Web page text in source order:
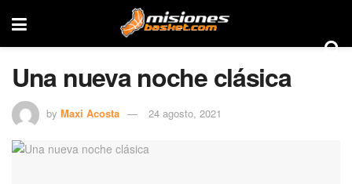
Una nueva noche clásica
by Maxi Acosta 24 agosto, 2021